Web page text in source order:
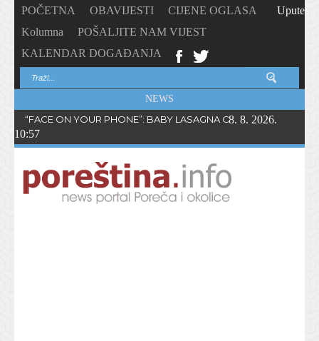
POČETNA OBAVIJESTI
CIJENE OGLASA
Kolumna
POŠALJITE NAM VIJEST
KALENDAR DOGAĐANJA
Upute
NEWS
“FACE ON YOUR PHONE”: BABY LASAGNA OBJAVIO NOVI
8. 8. 2026.
10:57